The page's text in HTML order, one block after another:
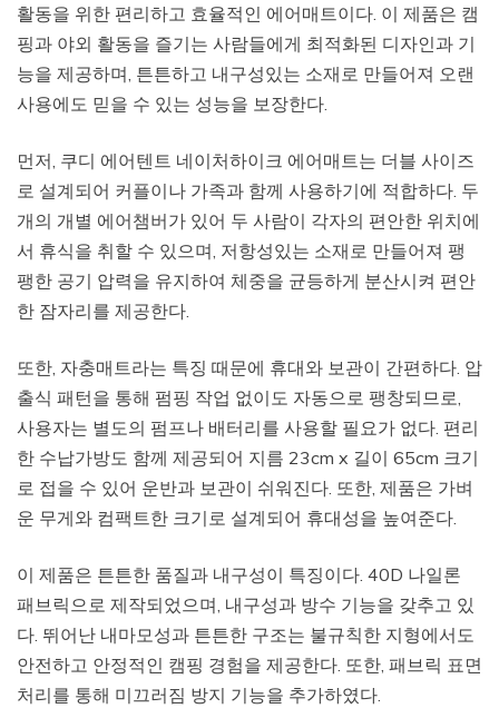
활동을 위한 편리하고 효율적인 에어매트이다. 이 제품은 캠
핑과 야외 활동을 즐기는 사람들에게 최적화된 디자인과 기
능을 제공하며, 튼튼하고 내구성있는 소재로 만들어져 오랜
사용에도 믿을 수 있는 성능을 보장한다.
먼저, 쿠디 에어텐트 네이처하이크 에어매트는 더블 사이즈
로 설계되어 커플이나 가족과 함께 사용하기에 적합하다. 두
개의 개별 에어챔버가 있어 두 사람이 각자의 편안한 위치에
서 휴식을 취할 수 있으며, 저항성있는 소재로 만들어져 팽
팽한 공기 압력을 유지하여 체중을 균등하게 분산시켜 편안
한 잠자리를 제공한다.
또한, 자충매트라는 특징 때문에 휴대와 보관이 간편하다. 압
출식 패턴을 통해 펌핑 작업 없이도 자동으로 팽창되므로,
사용자는 별도의 펌프나 배터리를 사용할 필요가 없다. 편리
한 수납가방도 함께 제공되어 지름 23cm x 길이 65cm 크기
로 접을 수 있어 운반과 보관이 쉬워진다. 또한, 제품은 가벼
운 무게와 컴팩트한 크기로 설계되어 휴대성을 높여준다.
이 제품은 튼튼한 품질과 내구성이 특징이다. 40D 나일론
패브릭으로 제작되었으며, 내구성과 방수 기능을 갖추고 있
다. 뛰어난 내마모성과 튼튼한 구조는 불규칙한 지형에서도
안전하고 안정적인 캠핑 경험을 제공한다. 또한, 패브릭 표면
처리를 통해 미끄러짐 방지 기능을 추가하였다.